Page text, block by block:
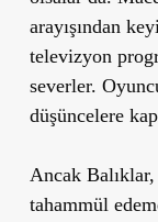
arayışından
televizyon
severler.
düşüncelere
Ancak
tahammül